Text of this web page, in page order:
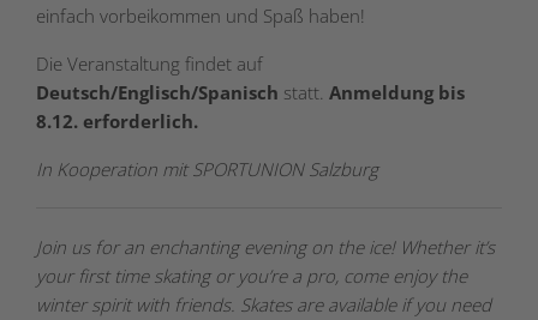
einfach vorbeikommen und Spaß haben!
Die Veranstaltung findet auf
Deutsch/Englisch/Spanisch statt. Anmeldung bis
8.12. erforderlich.
In Kooperation mit SPORTUNION Salzburg
Join us for an enchanting evening on the ice! Whether it’s
your first time skating or you’re a pro, come enjoy the
winter spirit with friends. Skates are available if you need